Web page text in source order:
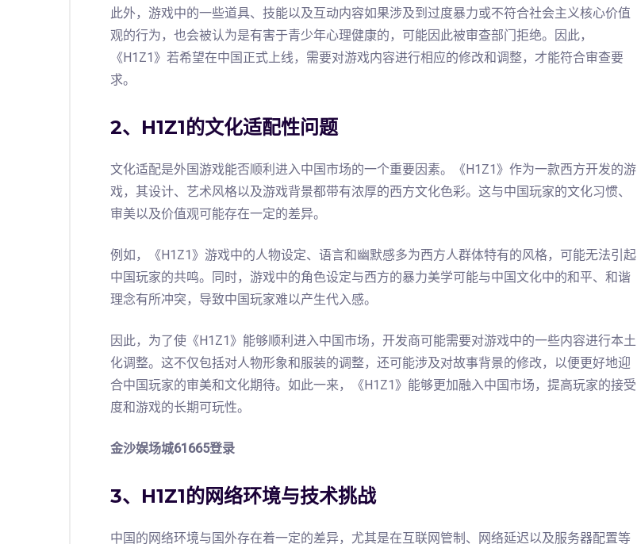
此外，游戏中的一些道具、技能以及互动内容如果涉及到过度暴力或不符合社会主义核心价值
观的行为，也会被认为是有害于青少年心理健康的，可能因此被审查部门拒绝。因此，
《H1Z1》若希望在中国正式上线，需要对游戏内容进行相应的修改和调整，才能符合审查要
求。
2、H1Z1的文化适配性问题
文化适配是外国游戏能否顺利进入中国市场的一个重要因素。《H1Z1》作为一款西方开发的游
戏，其设计、艺术风格以及游戏背景都带有浓厚的西方文化色彩。这与中国玩家的文化习惯、
审美以及价值观可能存在一定的差异。
例如，《H1Z1》游戏中的人物设定、语言和幽默感多为西方人群体特有的风格，可能无法引起
中国玩家的共鸣。同时，游戏中的角色设定与西方的暴力美学可能与中国文化中的和平、和谐
理念有所冲突，导致中国玩家难以产生代入感。
因此，为了使《H1Z1》能够顺利进入中国市场，开发商可能需要对游戏中的一些内容进行本土
化调整。这不仅包括对人物形象和服装的调整，还可能涉及对故事背景的修改，以便更好地迎
合中国玩家的审美和文化期待。如此一来，《H1Z1》能够更加融入中国市场，提高玩家的接受
度和游戏的长期可玩性。
金沙娱场城61665登录
3、H1Z1的网络环境与技术挑战
中国的网络环境与国外存在着一定的差异，尤其是在互联网管制、网络延迟以及服务器配置等